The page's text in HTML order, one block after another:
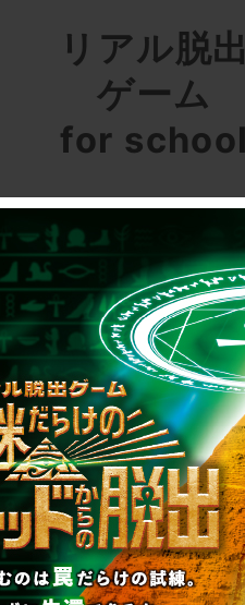
リアル脱
ゲーム
for
次の授業は“謎
き”!?